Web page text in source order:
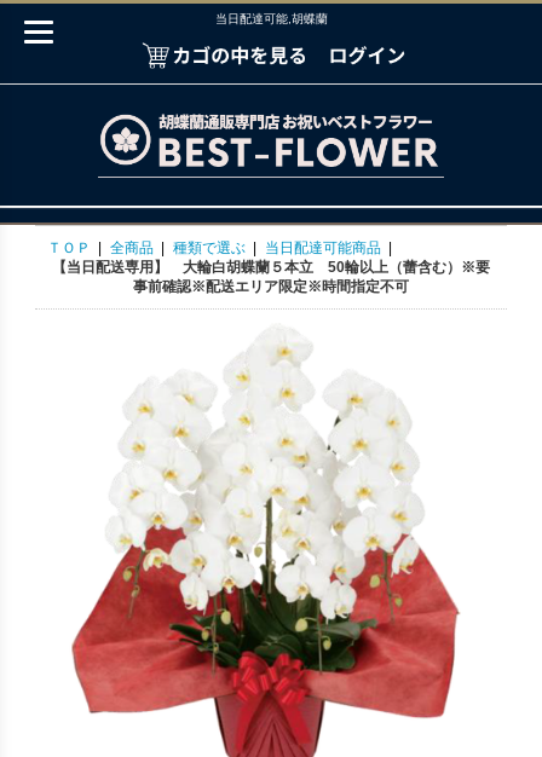
当日配達可能,胡蝶蘭
ＴＯＰ 全商品 種類で選ぶ 当日配達可能商品
【当日配送専用】 大輪白胡蝶蘭５本立 50輪以上（蕾含む）※要
事前確認※配送エリア限定※時間指定不可